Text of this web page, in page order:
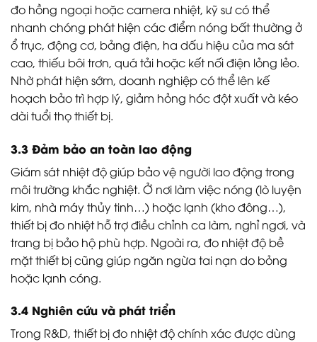
đo hồng ngoại hoặc camera nhiệt, kỹ sư có thể
nhanh chóng phát hiện các điểm nóng bất thường ở
ổ trục, động cơ, bảng điện, ha dấu hiệu của ma sát
cao, thiếu bôi trơn, quá tải hoặc kết nối điện lỏng lẻo.
Nhờ phát hiện sớm, doanh nghiệp có thể lên kế
hoạch bảo trì hợp lý, giảm hỏng hóc đột xuất và kéo
dài tuổi thọ thiết bị.
3.3 Đảm bảo an toàn lao động
Giám sát nhiệt độ giúp bảo vệ người lao động trong
môi trường khắc nghiệt. Ở nơi làm việc nóng (lò luyện
kim, nhà máy thủy tinh…) hoặc lạnh (kho đông…),
thiết bị đo nhiệt hỗ trợ điều chỉnh ca làm, nghỉ ngơi, và
trang bị bảo hộ phù hợp. Ngoài ra, đo nhiệt độ bề
mặt thiết bị cũng giúp ngăn ngừa tai nạn do bỏng
hoặc lạnh cóng.
3.4 Nghiên cứu và phát triển
Trong R&D, thiết bị đo nhiệt độ chính xác được dùng